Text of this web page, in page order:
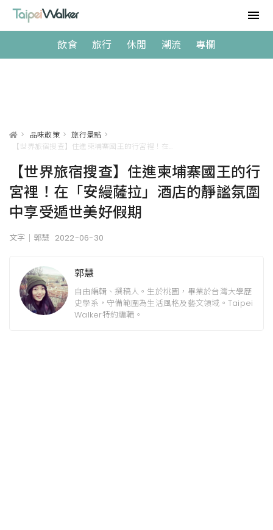
飲食 旅行 休閒 潮流 專欄
> 品味散策 > 旅行景點 >
【世界旅宿搜查】住進柬埔寨國王的行
宮裡！在「安縵薩拉」酒店的靜謐氛圍
中享受遁世美好假期
文字｜郭慧 2022-06-30
郭慧
自由編輯、撰稿人。生於桃園，畢業於台灣大學歷
史學系，守備範圍為生活風格及藝文領域。Taipei
Walker特約編輯。